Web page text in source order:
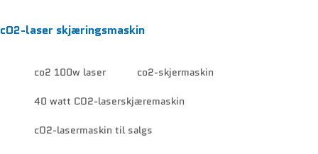
cO2-laser skjæringsmaskin
co2 100w laser co2-skjermaskin
40 watt CO2-laserskjæremaskin
cO2-lasermaskin til salgs